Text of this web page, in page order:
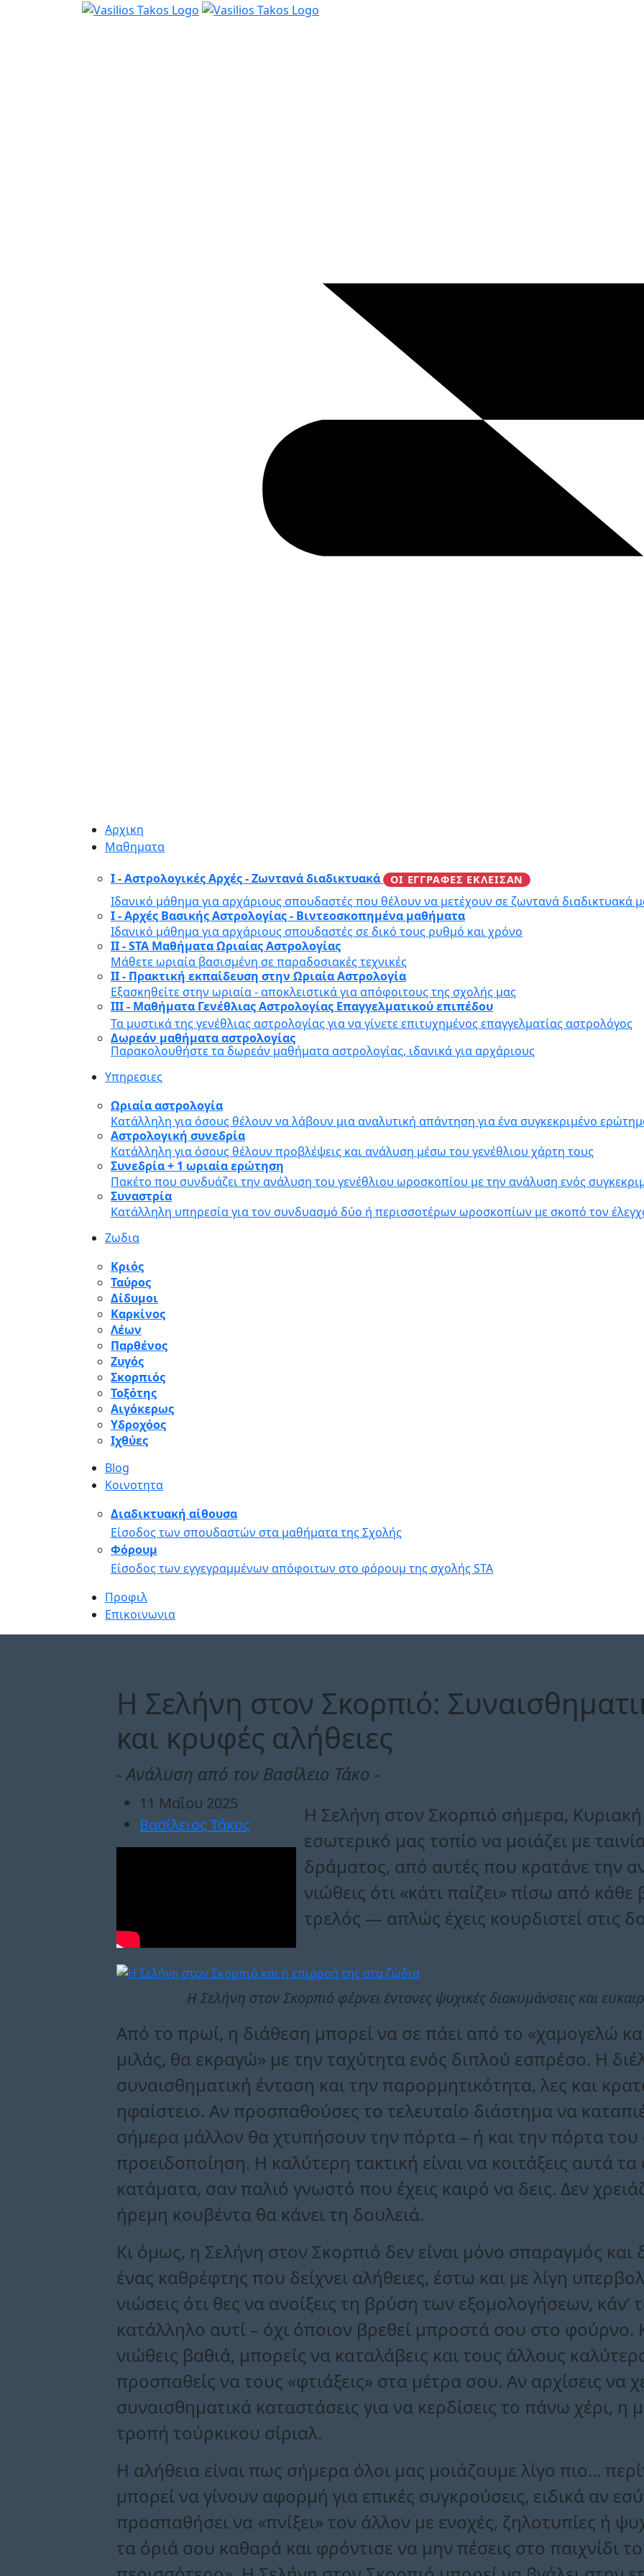
Αρχικη
Μαθηματα
I - Αστρολογικές Αρχές - Ζωντανά διαδικτυακά ΟΙ ΕΓΓΡΑΦΕΣ ΕΚΛΕΙΣΑΝ
Ιδανικό μάθημα για αρχάριους σπουδαστές που θέλουν να μετέχουν σε ζωντανά διαδικτυακά
I - Αρχές Βασικής Αστρολογίας - Βιντεοσκοπημένα μαθήματα
Ιδανικό μάθημα για αρχάριους σπουδαστές σε δικό τους ρυθμό και χρόνο
II - STA Μαθήματα Ωριαίας Αστρολογίας
Μάθετε ωριαία βασισμένη σε παραδοσιακές τεχνικές
II - Πρακτική εκπαίδευση στην Ωριαία Αστρολογία
Εξασκηθείτε στην ωριαία - αποκλειστικά για απόφοιτους της σχολής μας
III - Μαθήματα Γενέθλιας Αστρολογίας Επαγγελματικού επιπέδου
Τα μυστικά της γενέθλιας αστρολογίας για να γίνετε επιτυχημένος επαγγελματίας αστρολόγος
Δωρεάν μαθήματα αστρολογίας
Παρακολουθήστε τα δωρεάν μαθήματα αστρολογίας, ιδανικά για αρχάριους
Υπηρεσιες
Ωριαία αστρολογία
Κατάλληλη για όσους θέλουν να λάβουν μια αναλυτική απάντηση για ένα συγκεκριμένο
Αστρολογική συνεδρία
Κατάλληλη για όσους θέλουν προβλέψεις και ανάλυση μέσω του γενέθλιου χάρτη τους
Συνεδρία + 1 ωριαία ερώτηση
Πακέτο που συνδυάζει την ανάλυση του γενέθλιου ωροσκοπίου με την ανάλυση ενός
Συναστρία
Κατάλληλη υπηρεσία για τον συνδυασμό δύο ή περισσοτέρων ωροσκοπίων με σκοπό τον
Ζωδια
Κριός
Ταύρος
Δίδυμοι
Καρκίνος
Λέων
Παρθένος
Ζυγός
Σκορπιός
Τοξότης
Αιγόκερως
Υδροχόος
Ιχθύες
Blog
Κοινοτητα
Διαδικτυακή αίθουσα
Είσοδος των σπουδαστών στα μαθήματα της Σχολής
Φόρουμ
Είσοδος των εγγεγραμμένων απόφοιτων στο φόρουμ της σχολής STA
Προφιλ
Επικοινωνια
Η Σελήνη στον Σκορπιό:
και κρυφές αλήθειες
- Aνάλυση από τον Βασίλειο Τάκο -
11 Μαΐου 2025
Βασίλειος Τάκος
Η Σελήνη στον Σκορπιό σήμερα,
εσωτερικό μας τοπίο να μοιάζει με
δράματος, από αυτές που κρατάνε την
νιώθεις ότι «κάτι παίζει» πίσω από
τρελός — απλώς έχεις κουρδιστεί στις
Η Σελήνη στον Σκορπιό φέρνει έντονες ψυχικές διακυμάνσεις και
Από το πρωί, η διάθεση μπορεί να σε πάει από το «χαμογελώ
μιλάς, θα εκραγώ» με την ταχύτητα ενός διπλού εσπρέσο. Η
συναισθηματική ένταση και την παρορμητικότητα, λες και
ηφαίστειο. Αν προσπαθούσες το τελευταίο διάστημα να
σήμερα μάλλον θα χτυπήσουν την πόρτα – ή και την πόρτα του
προειδοποίηση. Η καλύτερη τακτική είναι να κοιτάξεις αυτά
κατάματα, σαν παλιό γνωστό που έχεις καιρό να δεις. Δεν
ήρεμη κουβέντα θα κάνει τη δουλειά.
Κι όμως, η Σελήνη στον Σκορπιό δεν είναι μόνο σπαραγμός και
ένας καθρέφτης που δείχνει αλήθειες, έστω και με λίγη
νιώσεις ότι θες να ανοίξεις τη βρύση των εξομολογήσεων, κάν’
κατάλληλο αυτί – όχι όποιον βρεθεί μπροστά σου στο φούρνο.
νιώθεις βαθιά, μπορείς να καταλάβεις και τους άλλους
προσπαθείς να τους «φτιάξεις» στα μέτρα σου. Αν αρχίσεις να
συναισθηματικά καταστάσεις για να κερδίσεις το πάνω χέρι, η
τροπή τούρκικου σίριαλ.
Η αλήθεια είναι πως σήμερα όλοι μας μοιάζουμε λίγο πιο...
μπορεί να γίνουν αφορμή για επικές συγκρούσεις, ειδικά αν
προσπαθήσει να «πνίξει» τον άλλον με ενοχές, ζηλοτυπίες ή
τα όριά σου καθαρά και φρόντισε να μην πέσεις στο παιχνίδι